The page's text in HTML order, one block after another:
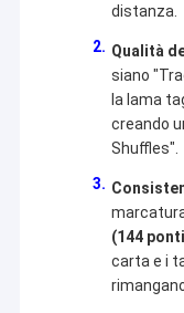
distanza.
Qualità
siano
la lama
creando
Shuffles".
(144
carta e i